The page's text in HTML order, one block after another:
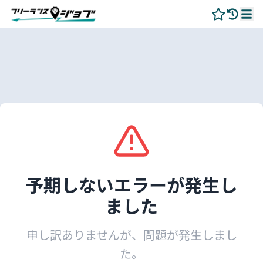
予期しないエラーが発生し
ました
申し訳ありませんが、問題が発生しまし
た。